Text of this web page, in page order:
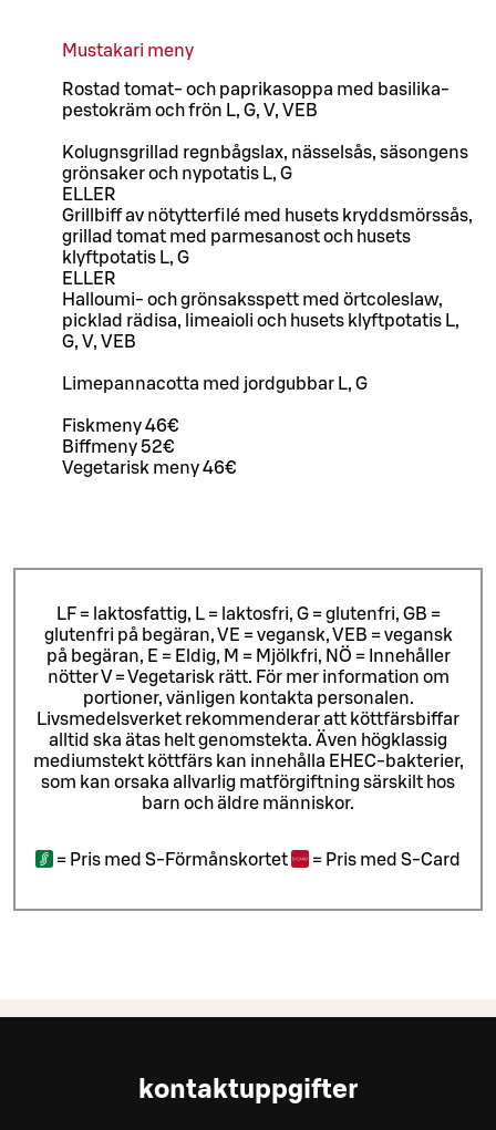
Mustakari meny
Rostad tomat- och paprikasoppa med basilika-
pestokräm och frön L, G, V, VEB
Kolugnsgrillad regnbågslax, nässelsås, säsongens
grönsaker och nypotatis L, G
ELLER
Grillbiff av nötytterfilé med husets kryddsmörssås,
grillad tomat med parmesanost och husets
klyftpotatis L, G
ELLER
Halloumi- och grönsaksspett med örtcoleslaw,
picklad rädisa, limeaioli och husets klyftpotatis L,
G, V, VEB
Limepannacotta med jordgubbar L, G
Fiskmeny 46€
Biffmeny 52€
Vegetarisk meny 46€
LF = laktosfattig, L = laktosfri, G = glutenfri, GB =
glutenfri på begäran, VE = vegansk, VEB = vegansk
på begäran, E = Eldig, M = Mjölkfri, NÖ = Innehåller
nötter V = Vegetarisk rätt. För mer information om
portioner, vänligen kontakta personalen.
Livsmedelsverket rekommenderar att köttfärsbiffar
alltid ska ätas helt genomstekta. Även högklassig
mediumstekt köttfärs kan innehålla EHEC-bakterier,
som kan orsaka allvarlig matförgiftning särskilt hos
barn och äldre människor.
= Pris med S-Förmånskortet = Pris med S-Card
kontaktuppgifter